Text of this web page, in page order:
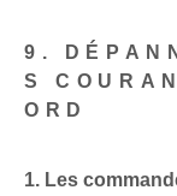
9.
S
ORD
1. Les